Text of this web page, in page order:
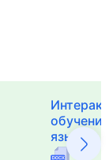
языка и